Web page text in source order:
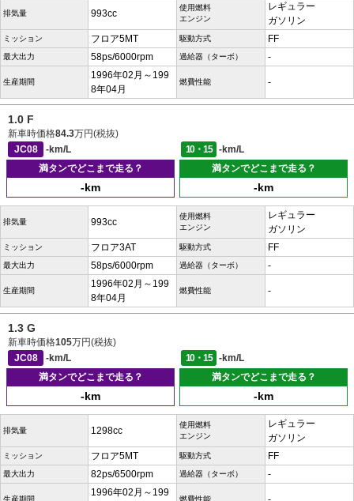
排気量 993cc
使用燃料
エンジン
レギュラー
ガソリン
ミッション フロア5MT 駆動方式 FF
最大出力 58ps/6000rpm 過給器（ターボ） -
生産期間
1996年02月～199
8年04月
燃費性能 -
1.0 F
新車時価格84.3万円(税抜)
JC08
-km/L 10・15
-km/L
満タンでどこまで走る？
-km
満タンでどこまで走る？
-km
排気量 993cc
使用燃料
エンジン
レギュラー
ガソリン
ミッション フロア3AT 駆動方式 FF
最大出力 58ps/6000rpm 過給器（ターボ） -
生産期間
1996年02月～199
8年04月
燃費性能 -
1.3 G
新車時価格105万円(税抜)
JC08
-km/L 10・15
-km/L
満タンでどこまで走る？
-km
満タンでどこまで走る？
-km
排気量 1298cc
使用燃料
エンジン
レギュラー
ガソリン
ミッション フロア5MT 駆動方式 FF
最大出力 82ps/6500rpm 過給器（ターボ） -
生産期間
1996年02月～199
燃費性能